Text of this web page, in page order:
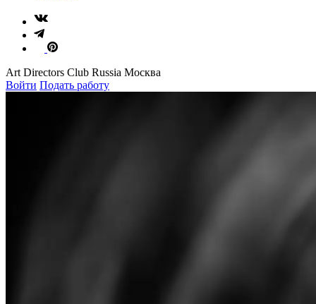
Art Directors Club Russia Москва
Войти Подать работу